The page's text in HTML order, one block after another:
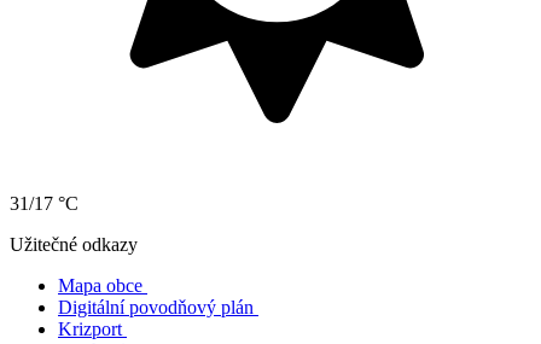
31/17 °C
Užitečné odkazy
Mapa obce
Digitální povodňový plán
Krizport